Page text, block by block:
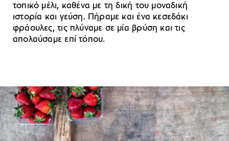
τοπικό μέλι, καθένα με τη δική του μοναδική
ιστορία και γεύση. Πήραμε και ένα κεσεδάκι
φράουλες, τις πλύναμε σε μία βρύση και τις
απολαύσαμε επί τόπου.